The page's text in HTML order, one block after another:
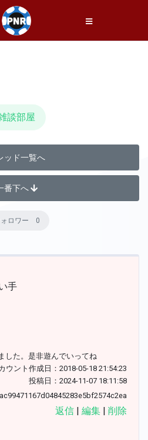
談部屋
ッド一覧へ
番下へ
ォロワー 0
手
した。是非遊んでいってね
ウント作成日：2018-05-18 21:54:23
投稿日：2024-11-07 18:11:58
返信 編集
削除